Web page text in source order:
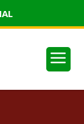
a